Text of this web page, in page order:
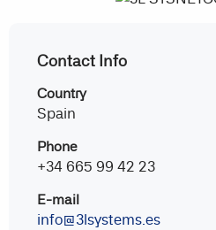
Contact Info
Country
Spain
Phone
+34 665 99 42 23
E-mail
info@3lsystems.es